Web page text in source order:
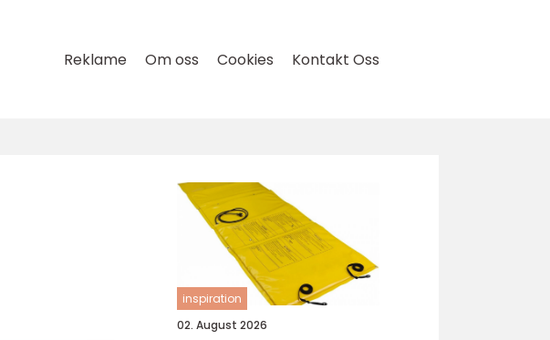
Reklame Om oss Cookies Kontakt Oss
inspiration
02. August 2026